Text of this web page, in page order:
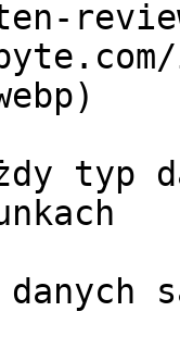
typ